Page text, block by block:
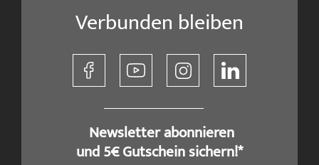
Verbunden bleiben
​ Newsletter abonnieren
und 5€ Gutschein sichern!*